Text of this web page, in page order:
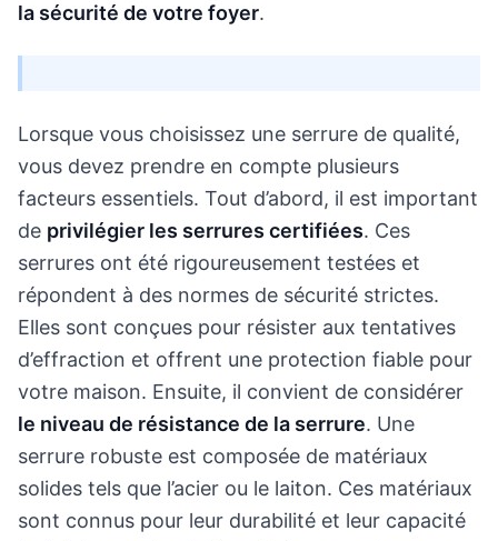
la sécurité de votre foyer.
Lorsque vous choisissez une serrure de qualité,
vous devez prendre en compte plusieurs
facteurs essentiels. Tout d’abord, il est important
de privilégier les serrures certifiées. Ces
serrures ont été rigoureusement testées et
répondent à des normes de sécurité strictes.
Elles sont conçues pour résister aux tentatives
d’effraction et offrent une protection fiable pour
votre maison. Ensuite, il convient de considérer
le niveau de résistance de la serrure. Une
serrure robuste est composée de matériaux
solides tels que l’acier ou le laiton. Ces matériaux
sont connus pour leur durabilité et leur capacité